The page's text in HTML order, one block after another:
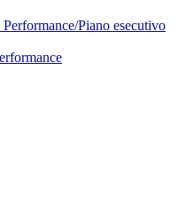
Piano esecutivo